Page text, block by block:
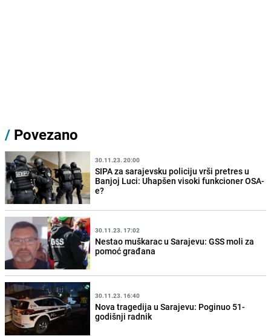
/ Povezano
30.11.23. 20:00
SIPA za sarajevsku policiju vrši pretres u
Banjoj Luci: Uhapšen visoki funkcioner OSA-
e?
30.11.23. 17:02
Nestao muškarac u Sarajevu: GSS moli za
pomoć građana
30.11.23. 16:40
Nova tragedija u Sarajevu: Poginuo 51-
godišnji radnik